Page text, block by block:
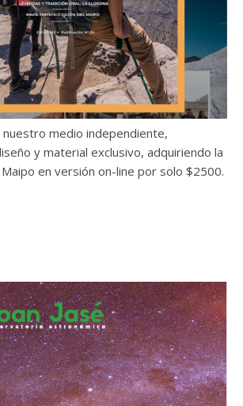
medio independiente,
y material exclusivo, adquiriendo la
en versión on-line por solo $2500.